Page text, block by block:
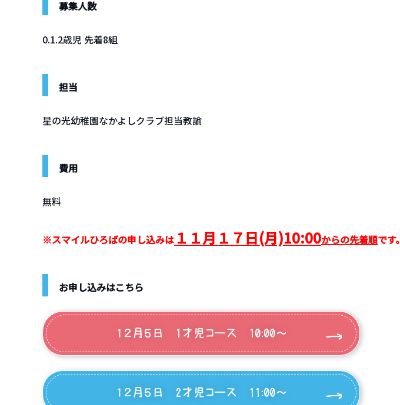
募集人数
0.1.2歳児 先着8組
担当
星の光幼稚園なかよしクラブ担当教諭
費用
無料
※スマイルひろばの申し込みは １１月１７日(月)10:00からの先着順です。
お申し込みはこちら
１２月５日 1才児コース 10:00～
１２月５日 2才児コース 11:00～